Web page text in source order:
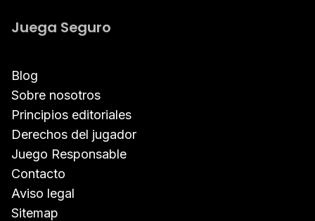
Juega Seguro
Blog
Sobre nosotros
Principios editoriales
Derechos del jugador
Juego Responsable
Contacto
Aviso legal
Sitemap